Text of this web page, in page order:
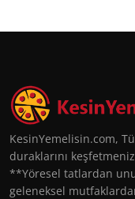
KesinYemelisin.com,
duraklarını
**Yöresel tatlardan
geleneksel